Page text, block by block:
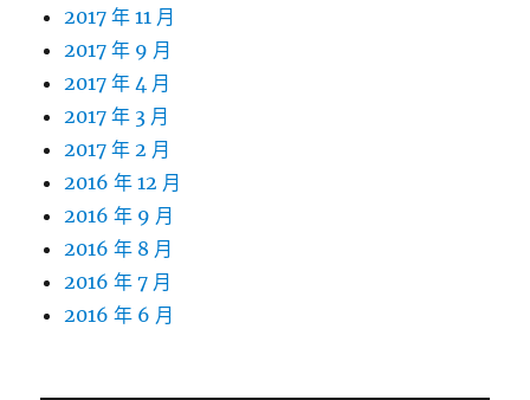
2017 年 11 月
2017 年 9 月
2017 年 4 月
2017 年 3 月
2017 年 2 月
2016 年 12 月
2016 年 9 月
2016 年 8 月
2016 年 7 月
2016 年 6 月